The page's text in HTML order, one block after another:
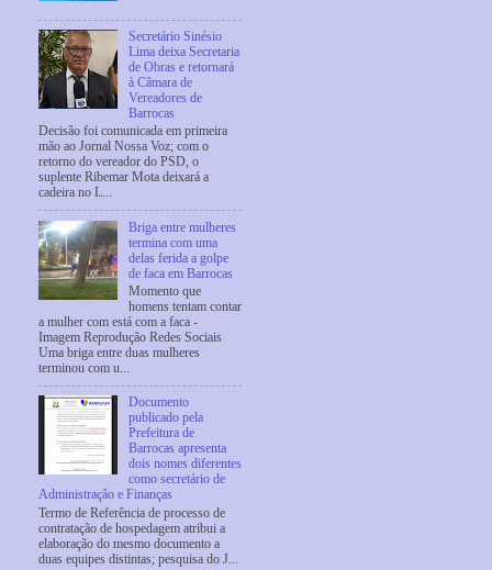
Secretário Sinésio
Lima deixa Secretaria
de Obras e retornará
à Câmara de
Vereadores de
Barrocas
Decisão foi comunicada em primeira
mão ao Jornal Nossa Voz; com o
retorno do vereador do PSD, o
suplente Ribemar Mota deixará a
cadeira no L...
Briga entre mulheres
termina com uma
delas ferida a golpe
de faca em Barrocas
Momento que
homens tentam contar
a mulher com está com a faca -
Imagem Reprodução Redes Sociais
Uma briga entre duas mulheres
terminou com u...
Documento
publicado pela
Prefeitura de
Barrocas apresenta
dois nomes diferentes
como secretário de
Administração e Finanças
Termo de Referência de processo de
contratação de hospedagem atribui a
elaboração do mesmo documento a
duas equipes distintas; pesquisa do J...